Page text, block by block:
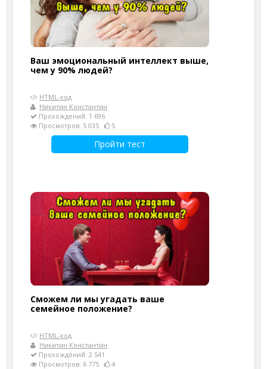
Ваш эмоциональный интеллект выше,
чем у 90% людей?
HTML-код
Никитин Константин
Прохождений: 1 696
Просмотров: 5 035
5
Пройти тест
Сможем ли мы угадать ваше
семейное положение?
HTML-код
Никитин Константин
Прохождений: 2 541
Просмотров: 6 775
4